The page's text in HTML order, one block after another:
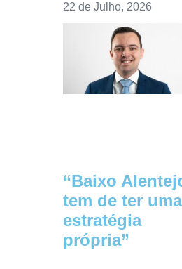
22 de Julho, 2026
“Baixo
tem de ter uma
estratégia
própria”